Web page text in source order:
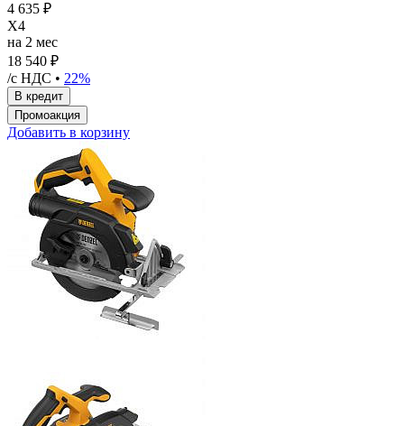
4 635 ₽
X4
на 2 мес
18 540 ₽
/с НДС • 22%
Добавить в корзину